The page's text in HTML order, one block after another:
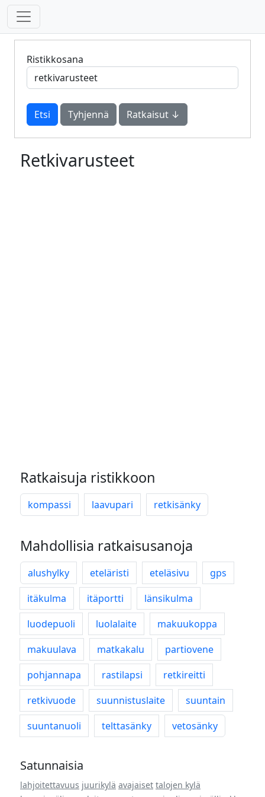
Ristikkosana
Tyhjennä Ratkaisut ↓
Retkivarusteet
Ratkaisuja ristikkoon
kompassi laavupari retkisänky
Mahdollisia ratkaisusanoja
alushylky eteläristi eteläsivu
gps
itäkulma
itäportti
länsikulma
luodepuoli
luolalaite
makuukoppa
makuulava
matkakalu
partiovene
pohjannapa
rastilapsi
retkireitti
retkivuode
suunnistuslaite
suuntain
suuntanuoli
telttasänky vetosänky
Satunnaisia
lahjoitettavuus juurikylä avajaiset talojen kylä